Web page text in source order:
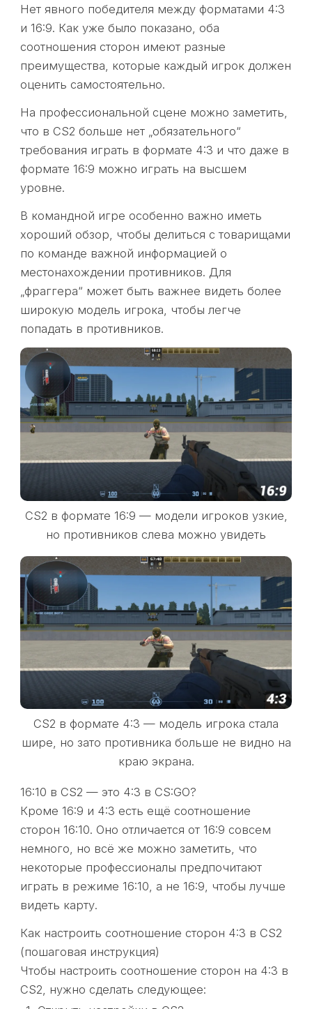
Нет явного победителя между форматами 4:3
и 16:9. Как уже было показано, оба
соотношения сторон имеют разные
преимущества, которые каждый игрок должен
оценить самостоятельно.
На профессиональной сцене можно заметить,
что в CS2 больше нет „обязательного“
требования играть в формате 4:3 и что даже в
формате 16:9 можно играть на высшем
уровне.
В командной игре особенно важно иметь
хороший обзор, чтобы делиться с товарищами
по команде важной информацией о
местонахождении противников. Для
„фраггера“ может быть важнее видеть более
широкую модель игрока, чтобы легче
попадать в противников.
CS2 в формате 16:9 — модели игроков узкие,
но противников слева можно увидеть
CS2 в формате 4:3 — модель игрока стала
шире, но зато противника больше не видно на
краю экрана.
16:10 в CS2 — это 4:3 в CS:GO?
Кроме 16:9 и 4:3 есть ещё соотношение
сторон 16:10. Оно отличается от 16:9 совсем
немного, но всё же можно заметить, что
некоторые профессионалы предпочитают
играть в режиме 16:10, а не 16:9, чтобы лучше
видеть карту.
Как настроить соотношение сторон 4:3 в CS2
(пошаговая инструкция)
Чтобы настроить соотношение сторон на 4:3 в
CS2, нужно сделать следующее: